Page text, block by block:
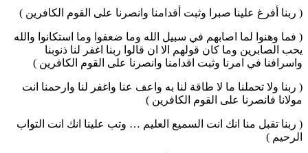
( ربنا أفرغ علينا صبرا وثبت أقدامنا وانصرنا على القوم الكافرين )
( فما وهنوا لما اصابهم في سبيل الله وما ضعفوا وما استكانوا والله
يحب الصابرين وما كان قولهم الا ان قالوا ربنا اغفر لنا ذنوبنا
واسرافنا في امرنا وثبت اقدامنا وانصرنا على القوم الكافرين )
( ربنا ولا تحملنا ما لا طاقة لنا به واعف عنا واغفر لنا وارحمنا انت
مولانا فانصرنا على القوم الكافرين )
( ربنا تقبل منا انك انت السميع العليم … وتب علينا انك انت التواب
الرحيم )